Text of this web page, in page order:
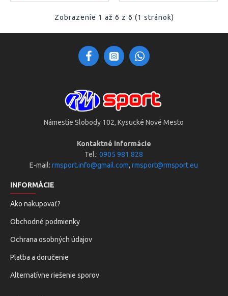
Zobrazenie 1 až 6 z 6 (1 stránok)
Námestie Slobody 102, Kysucké Nové Mesto
Kontaktné informácie
Tel.:0905 981 828
E-mail:rmsport.info@gmail.com,rmsport@rmsport.eu
INFORMÁCIE
Ako nakupovať?
Obchodné podmienky
Ochrana osobných údajov
Platba a doručenie
Alternatívne riešenie sporov